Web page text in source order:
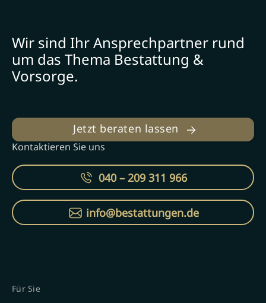
Wir sind Ihr Ansprechpartner rund
um das Thema Bestattung &
Vorsorge.
Jetzt beraten lassen
Kontaktieren Sie uns
040 – 209 311 966
info@bestattungen.de
Für Sie